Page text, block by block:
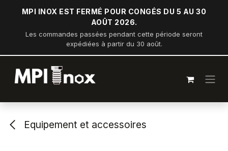
Se rendre au contenu
MPI INOX EST FERMÉ POUR CONGÉS DU 5 AU 30
AOÛT 2026.
Les commandes passées pendant cette période seront
expédiées à partir du 30 août.
Equipement et accessoires